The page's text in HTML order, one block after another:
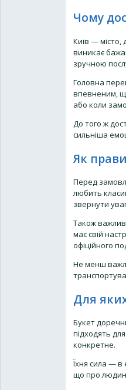
Чому
Київ —
виникає
зручною
Головна
впевненим,
або коли
До того ж
сильніша
Як
Перед
любить
звернути
Також
має свій
офіційного
Не менш
Для
Букет
підходять
конкретне.
Їхня сила — в
що про